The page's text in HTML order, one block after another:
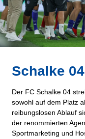
Schalke
Der FC Schalke 04
sowohl auf dem Platz
reibungslosen Ablauf
der renommierten
Sportmarketing und